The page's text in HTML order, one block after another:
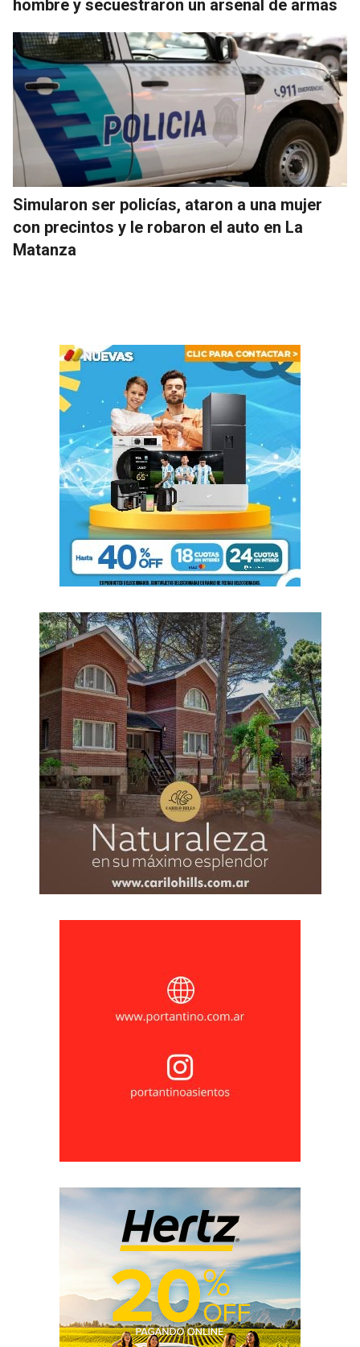
hombre y secuestraron un arsenal de armas
Simularon ser policías, ataron a una mujer
con precintos y le robaron el auto en La
Matanza